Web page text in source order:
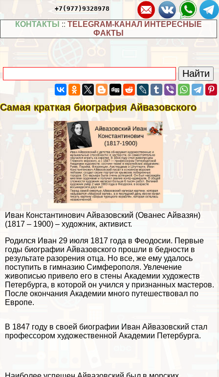
+7(977)9328978
КОНТАКТЫ :: TELEGRAM-КАНАЛ ИНТЕРЕСНЫЕ
ФАКТЫ
Самая краткая биография Айвазовского
Иван Константинович Айвазовский (Ованес Айвазян)
(1817 – 1900) – художник, активист.
Родился Иван 29 июля 1817 года в Феодосии. Первые
годы биографии Айвазовского прошли в бедности в
результате разорения отца. Но все, же ему удалось
поступить в гимназию Симферополя. Увлечение
живописью привело его в стены Академии художеств
Петербурга, в которой он учился у признанных мастеров.
После окончания Академии много путешествовал по
Европе.
В 1847 году в своей биографии Иван Айвазовский стал
профессором художественной Академии Петербурга.